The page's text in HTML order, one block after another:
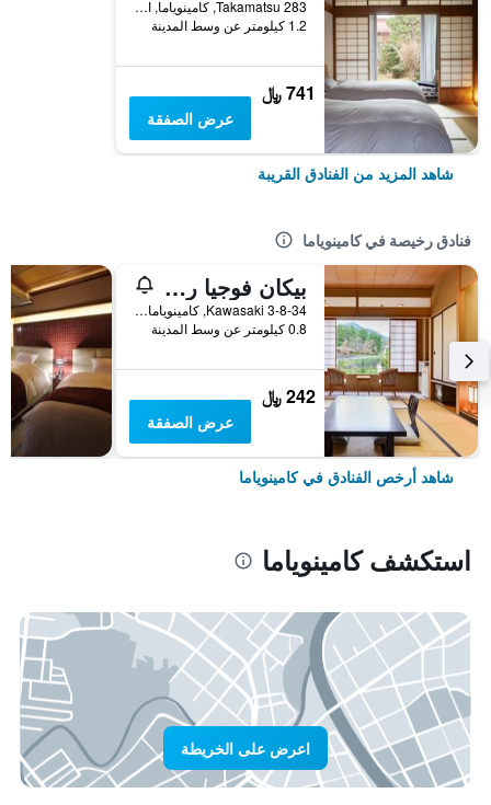
Takamatsu 283, كامينوياما, اليابان
1.2 كيلومتر عن وسط المدينة
741 ﷼
عرض الصفقة
شاهد المزيد من الفنادق القريبة
فنادق رخيصة في كامينوياما
بيكان فوجيا ريوكان
3-8-34 Kawasaki, كامينوياما, اليابان
0.8 كيلومتر عن وسط المدينة
242 ﷼
عرض الصفقة
شاهد أرخص الفنادق في كامينوياما
استكشف كامينوياما
اعرض على الخريطة